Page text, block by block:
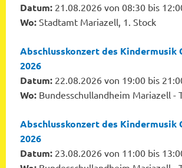
Datum: 21.08.2026 von 08:30 bis
Wo: Stadtamt Mariazell, 1. Stock
Abschlusskonzert des Kindermusik
2026
Datum: 22.08.2026 von 19:00 bis
Wo: Bundesschullandheim Mariazell -
Abschlusskonzert des Kindermusik
2026
Datum: 23.08.2026 von 11:00 bis